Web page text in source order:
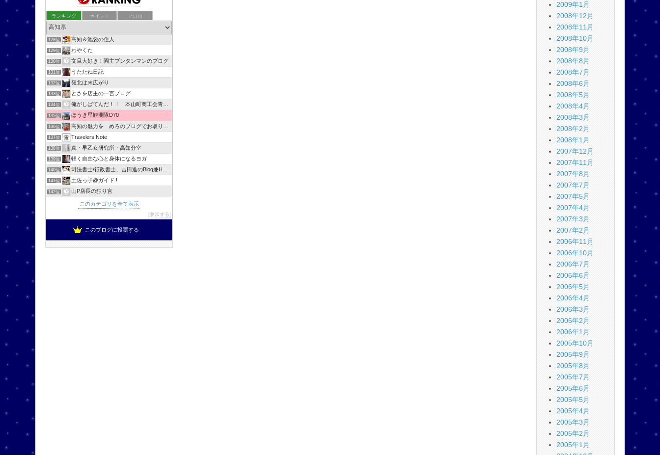
ランキング ポイント ブロ画
128位 高知＆池袋の住人
129位 わやくた
130位 文旦大好き！園主ブンタンマンのブログ
131位 うたたね日記
132位 嶺北は末広がり
133位 とさを店主の一言ブログ
134位 俺がしばてんだ！！ 本山町商工会青年部
135位 ほうき星観測隊D70
136位 高知の魅力を めろのブログでお取り寄せ
137位 Travelers Note
138位 真・早乙女研究所・高知分室
139位 軽く自由な心と身体になるヨガ
140位 司法書士/行政書士、吉田進のBlog兼HPへようこそ！
141位 土佐っ子@ガイド !
142位 山P店長の独り言
このカテゴリを全て表示
参加する
このブログに投票する
2009年1月
2008年12月
2008年11月
2008年10月
2008年9月
2008年8月
2008年7月
2008年6月
2008年5月
2008年4月
2008年3月
2008年2月
2008年1月
2007年12月
2007年11月
2007年8月
2007年7月
2007年5月
2007年4月
2007年3月
2007年2月
2006年11月
2006年10月
2006年7月
2006年6月
2006年5月
2006年4月
2006年3月
2006年2月
2006年1月
2005年10月
2005年9月
2005年8月
2005年7月
2005年6月
2005年5月
2005年4月
2005年3月
2005年2月
2005年1月